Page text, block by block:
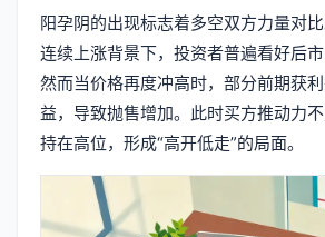
阳孕阴的出现标志着多空双方力量对
连续上涨背景下，投资者普遍看好后市
然而当价格再度冲高时，部分前期获
益，导致抛售增加。此时买方推动力
持在高位，形成“高开低走”的局面。